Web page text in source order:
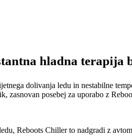
hladna terapija
dolivanja ledu in nestabilne
zasnovan posebej za uporabo z
Reboots Chiller to nadgradi z